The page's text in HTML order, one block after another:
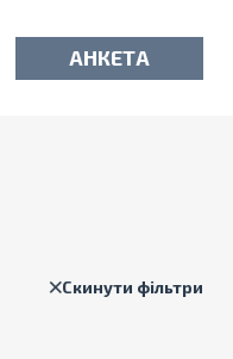
АНКЕТА
Скинути фільтри